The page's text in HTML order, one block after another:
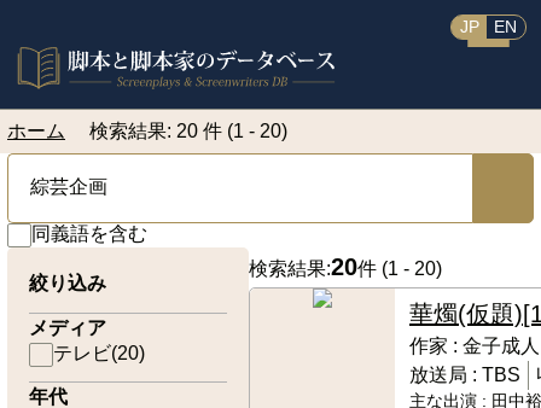
JP EN
ホーム 検索結果: 20 件 (1 - 20)
同義語を含む
絞り込み
メディア
テレビ(20)
年代
検索結果:20件 (1 - 20)
華燭(仮題)
作家 : 金子成人
放送局 : TBS
主な出演 : 田中